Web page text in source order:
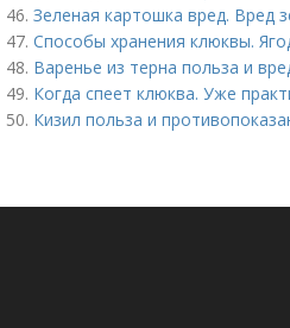
46. Зеленая картошка вред. Вред
47. Способы хранения клюквы.
48. Варенье из терна польза и
49. Когда спеет клюква. Уже
50. Кизил польза и